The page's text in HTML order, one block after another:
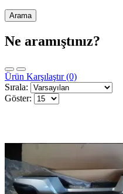
Ne aramıştınız?
Ürün Karşılaştır (0)
Sırala:
Göster: